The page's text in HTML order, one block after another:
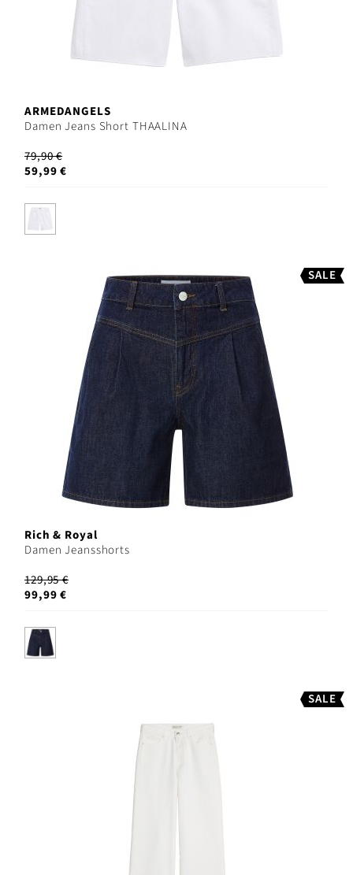
ARMEDANGELS
Damen Jeans Short THAALINA
79,90 €
59,99 €
SALE
Rich & Royal
Damen Jeansshorts
129,95 €
99,99 €
SALE